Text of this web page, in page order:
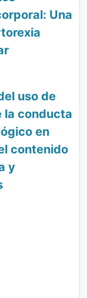
Una
uso de
la conducta
en
contenido
y